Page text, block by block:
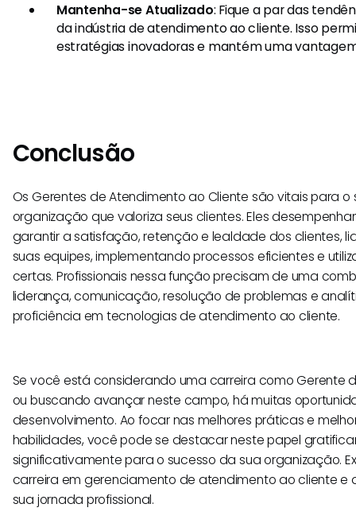
Mantenha-se Atualizado: Fique a par das
da indústria de atendimento ao cliente. Isso
estratégias inovadoras e mantém uma
Conclusão
Os Gerentes de Atendimento ao Cliente são vitais para
organização que valoriza seus clientes. Eles
garantir a satisfação, retenção e lealdade dos clientes,
suas equipes, implementando processos eficientes e
certas. Profissionais nessa função precisam de uma
liderança, comunicação, resolução de problemas e
proficiência em tecnologias de atendimento ao cliente.
Se você está considerando uma carreira como Gerente
ou buscando avançar neste campo, há muitas
desenvolvimento. Ao focar nas melhores práticas e
habilidades, você pode se destacar neste papel
significativamente para o sucesso da sua organização.
carreira em gerenciamento de atendimento ao cliente e
sua jornada profissional.